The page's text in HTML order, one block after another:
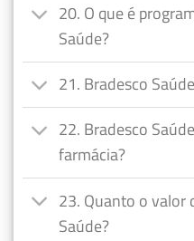
20. O que é
Saúde?
21. Bradesco
22. Bradesco
farmácia?
23. Quanto o valor
Saúde?